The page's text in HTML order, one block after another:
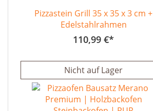
Pizzastein Grill 35 x 35 x 3 cm +
Edelstahlrahmen
110,99 €
Nicht auf Lager